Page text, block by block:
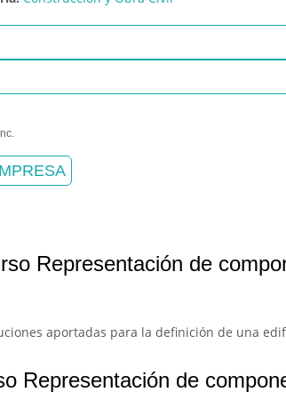
Representación de
aportadas para la definición de una
Representación de